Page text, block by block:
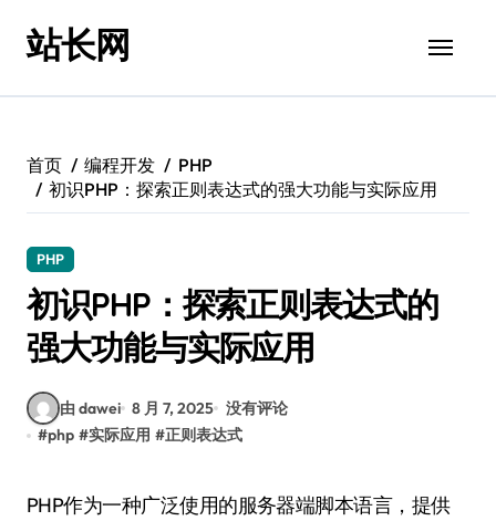
站长网
首页 编程开发
PHP
初识PHP：探索正则表达式的强大功能与实际应用
PHP
初识PHP：探索正则表达式的
强大功能与实际应用
由 dawei 8 月 7, 2025 没有评论
#php #实际应用 #正则表达式
PHP作为一种广泛使用的服务器端脚本语言，提供